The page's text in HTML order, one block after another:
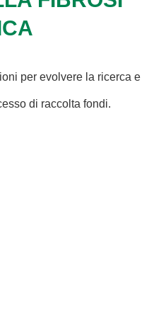
per evolvere la ricerca e
di raccolta fondi.